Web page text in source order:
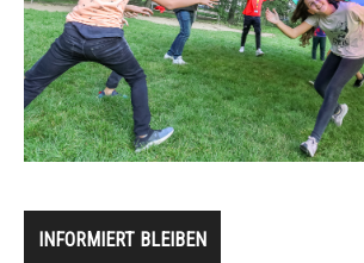
INFORMIERT BLEIBEN